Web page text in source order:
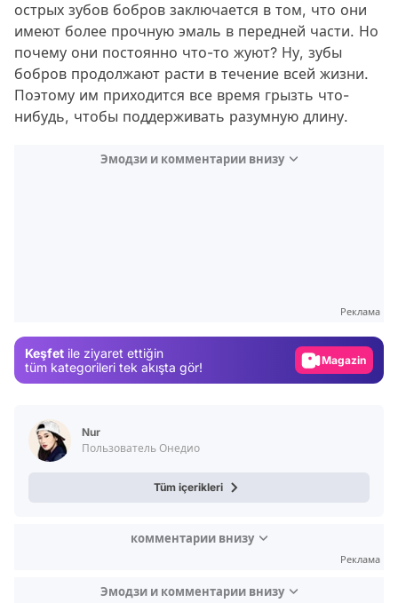
острых зубов бобров заключается в том, что они
имеют более прочную эмаль в передней части. Но
почему они постоянно что-то жуют? Ну, зубы
бобров продолжают расти в течение всей жизни.
Поэтому им приходится все время грызть что-
нибудь, чтобы поддерживать разумную длину.
Эмодзи и комментарии внизу
Реклама
Keşfet ile ziyaret ettiğin
tüm kategorileri tek akışta gör!
Magazin
Nur
Пользователь Онедио
Tüm içerikleri
комментарии внизу
Реклама
Эмодзи и комментарии внизу